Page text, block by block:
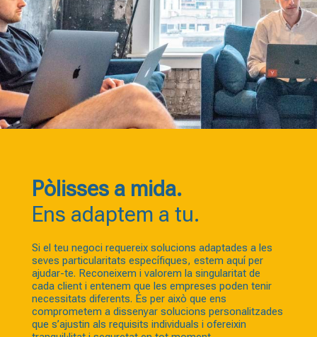
Pòlisses a mida.
Ens adaptem a tu.
Si el teu negoci requereix solucions adaptades a les
seves particularitats específiques, estem aquí per
ajudar-te. Reconeixem i valorem la singularitat de
cada client i entenem que les empreses poden tenir
necessitats diferents. És per això que ens
comprometem a dissenyar solucions personalitzades
que s’ajustin als requisits individuals i ofereixin